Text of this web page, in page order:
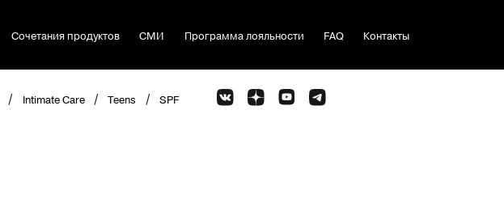
Сочетания продуктов СМИ Программа лояльности FAQ Контакты
/ Intimate Care / Teens / SPF